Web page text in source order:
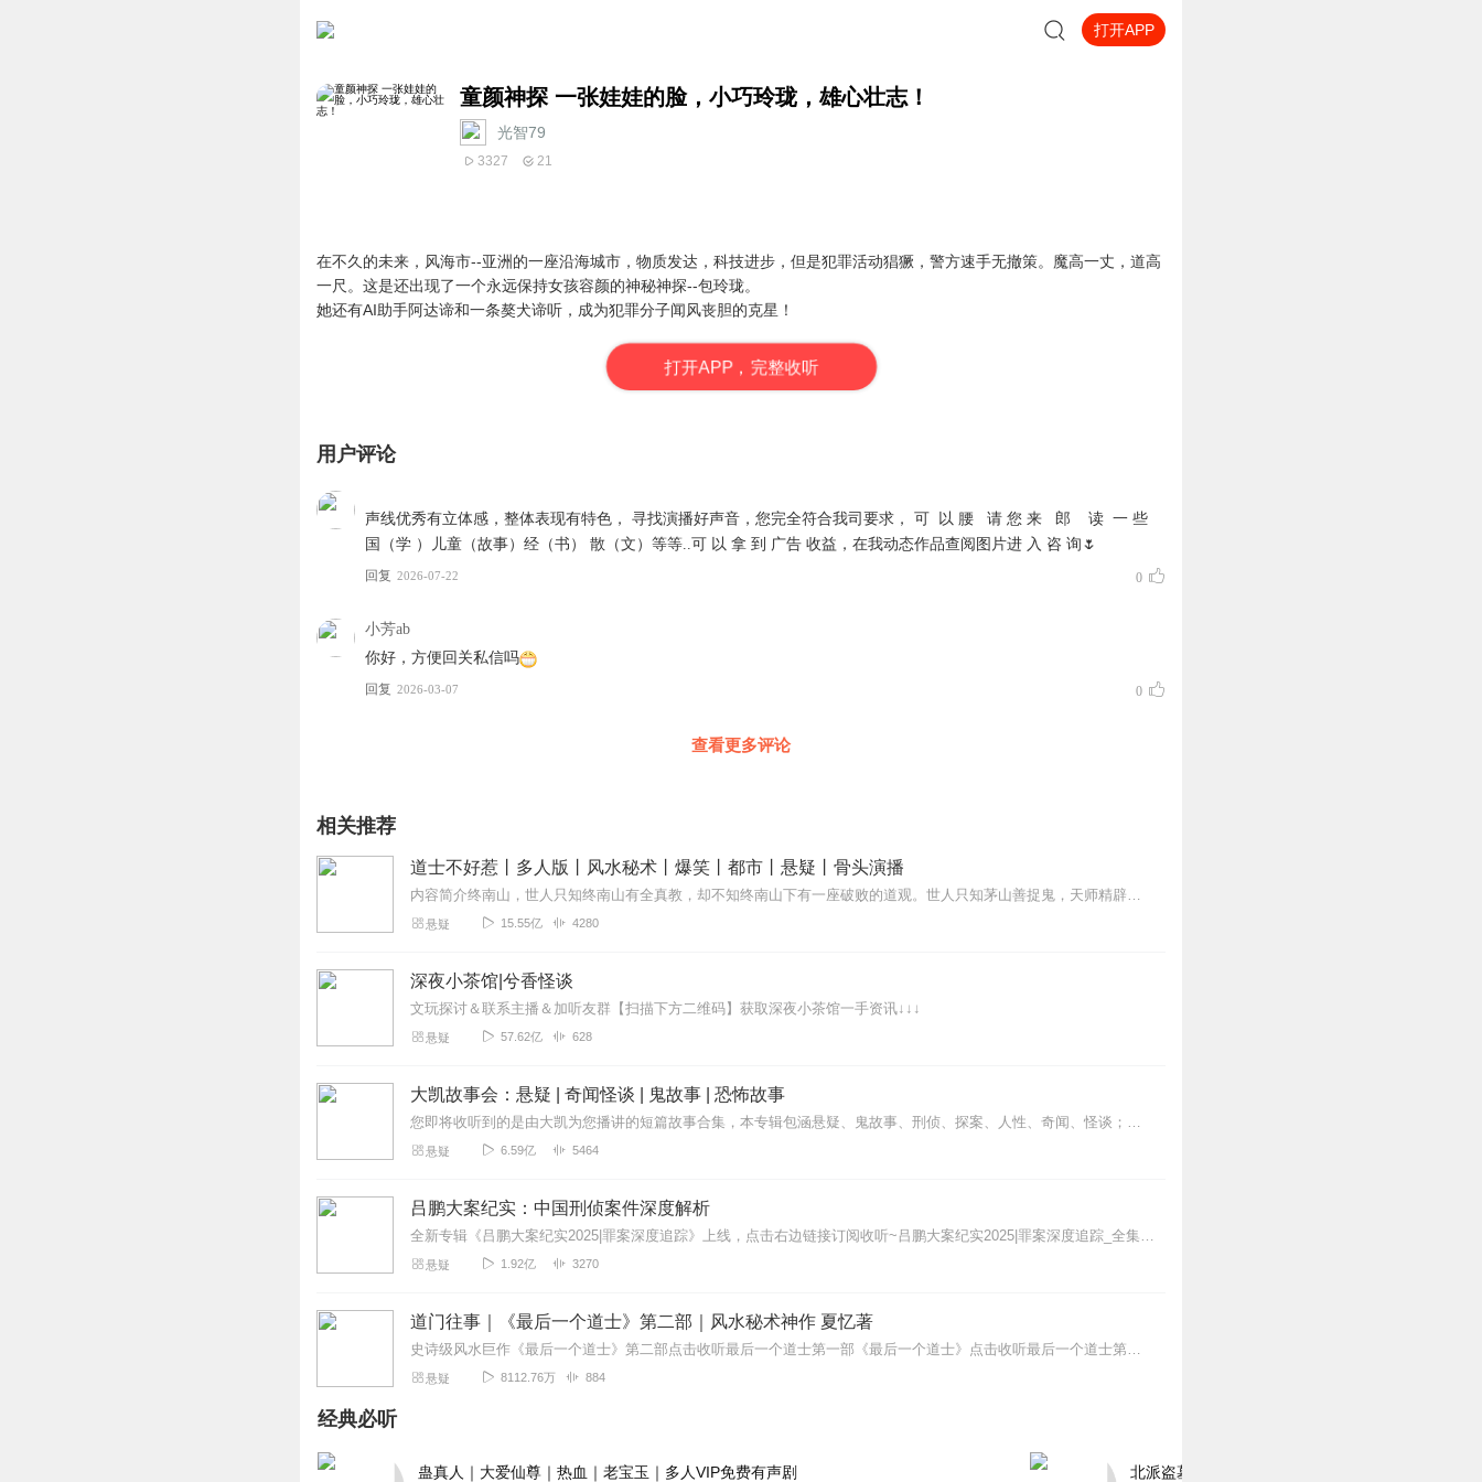
打开APP
童颜神探 一张娃娃的脸，小巧玲珑，雄心壮志！
光智79
3327 21
在不久的未来，风海市--亚洲的一座沿海城市，物质发达，科技进步，但是犯罪活动猖獗，警方速手无撤策。魔高一丈，道高
一尺。这是还出现了一个永远保持女孩容颜的神秘神探--包玲珑。
她还有AI助手阿达谛和一条獒犬谛听，成为犯罪分子闻风丧胆的克星！
打开APP，完整收听
用户评论
声线优秀有立体感，整体表现有特色， 寻找演播好声音，您完全符合我司要求， 可 以 腰 请 您 来 郎 读 一 些
国（学 ）儿童（故事）经（书） 散（文）等等..可 以 拿 到 广告 收益，在我动态作品查阅图片进 入 咨 询🌷
回复 2026-07-22 0
小芳ab
你好，方便回关私信吗
回复 2026-03-07 0
查看更多评论
相关推荐
道士不好惹丨多人版丨风水秘术丨爆笑丨都市丨悬疑丨骨头演播
内容简介终南山，世人只知终南山有全真教，却不知终南山下有一座破败的道观。世人只知茅山善捉鬼，天师精辟邪，杨公会风水，却不知古井观人最懂天道。那一天，古井观的人...
悬疑 15.55亿 4280
深夜小茶馆|兮香怪谈
文玩探讨＆联系主播＆加听友群【扫描下方二维码】获取深夜小茶馆一手资讯↓↓↓
悬疑 57.62亿 628
大凯故事会：悬疑 | 奇闻怪谈 | 鬼故事 | 恐怖故事
您即将收听到的是由大凯为您播讲的短篇故事合集，本专辑包涵悬疑、鬼故事、刑侦、探案、人性、奇闻、怪谈；内容丰富，欢迎订阅！私自转载必究！超精彩作品已全新发布！点击...
悬疑 6.59亿 5464
吕鹏大案纪实：中国刑侦案件深度解析
全新专辑《吕鹏大案纪实2025|罪案深度追踪》上线，点击右边链接订阅收听~吕鹏大案纪实2025|罪案深度追踪_全集免费在线阅读收听下载-喜马拉雅上线福利活动...
悬疑 1.92亿 3270
道门往事｜《最后一个道士》第二部｜风水秘术神作 夏忆著
史诗级风水巨作《最后一个道士》第二部点击收听最后一个道士第一部《最后一个道士》点击收听最后一个道士第三部《一代天师》《道门往事》精品多人剧全网首发！全网超40亿...
悬疑 8112.76万 884
经典必听
蛊真人｜大爱仙尊｜热血｜老宝玉｜多人VIP免费有声剧 北派盗墓笔记丨头陀渊出品丨悬疑灵异丨摸金校尉